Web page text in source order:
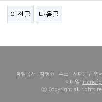
이전글 다음글
담임목사 : 김영한 주소 : 서대문구
이메일:
ⓒ Copyright all rights